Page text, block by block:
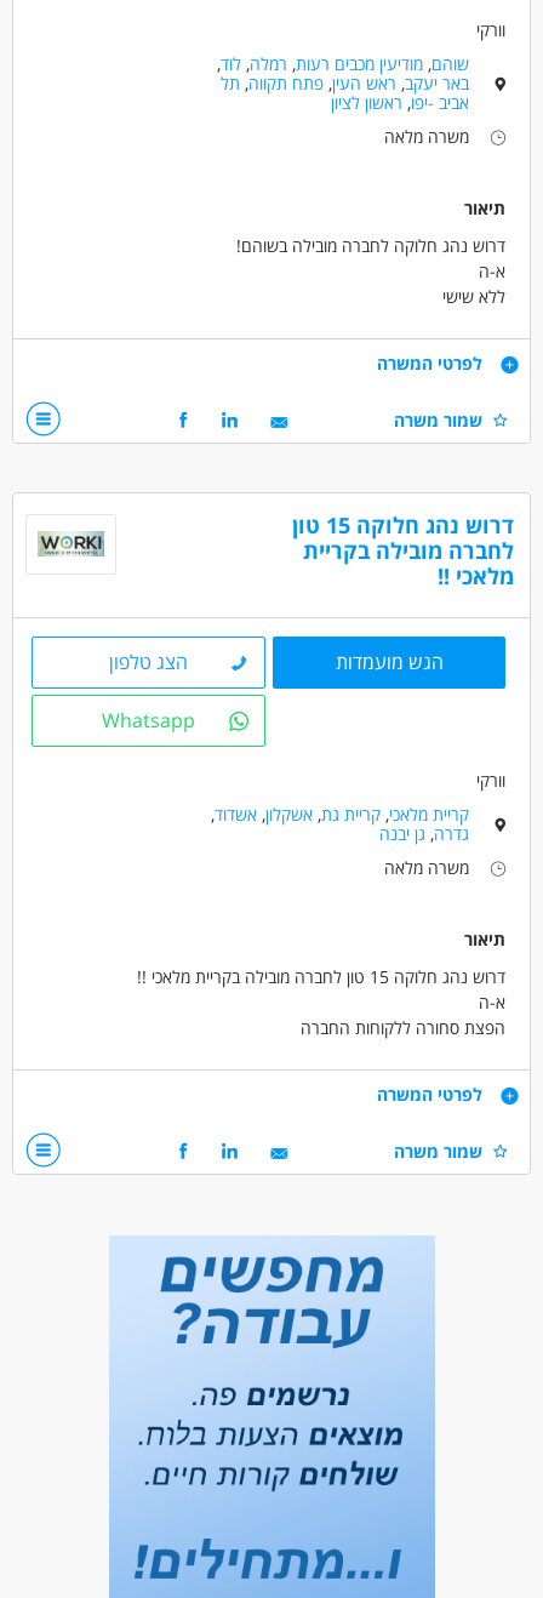
וורקי
שוהם,מודיעין מכבים רעות, רמלה,לוד,
באר יעקב, ראש העין,פתח תקווה, תל
אביב -יפו, ראשון לציון
משרה מלאה
תיאור
דרוש נהג חלוקה לחברה מובילה בשוהם!
א-ה
ללא שישי
כל שנה מענק של 4000 שח נטו לבנק!
אחרי שנה השכר עולה !
דרישות
נהגים, רכב ותחבורה - מלגזה
נהגים, רכב ותחבורה - נהג/ת חלוקה
נהגים, רכב ותחבורה - נהג/ת שינוע
מאפייני משרה
לפרטי המשרה
שמור משרה
דרוש נהג חלוקה 15 טון
לחברה מובילה בקריית
מלאכי !!
הגש מועמדות הצג טלפון
Whatsapp
וורקי
קריית מלאכי,קריית גת,אשקלון,אשדוד,
גדרה, גן יבנה
משרה מלאה
תיאור
דרוש נהג חלוקה 15 טון לחברה מובילה בקריית מלאכי !!
א-ה
הפצת סחורה ללקוחות החברה
ממוצע שכר 15000 ש"ח .
דרישות
רישיון ג' 15 טון מעל גיל 24 חובה
דרושים בתחום
נהגים, רכב ותחבורה - מלגזה
נהגים, רכב ותחבורה - נהג/ת חלוקה
מחסנים ולוגיסטיקה - מחסנאות ואחסון
לפרטי המשרה
שמור משרה